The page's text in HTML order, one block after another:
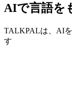
AIで言語を
TALKPALは、AI
す